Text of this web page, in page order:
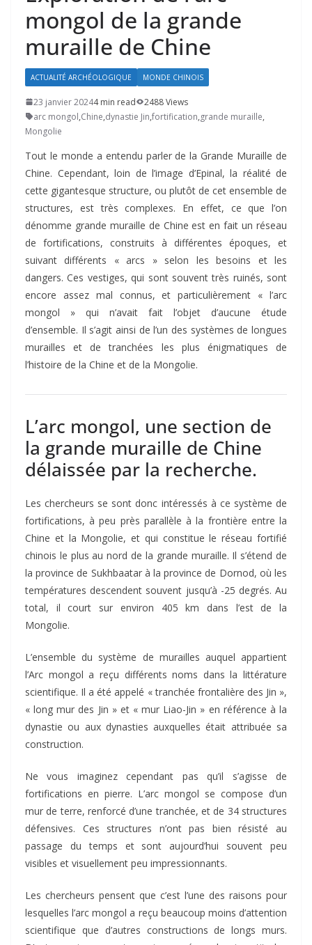
mongol de la grande
muraille de Chine
ACTUALITÉ ARCHÉOLOGIQUE MONDE CHINOIS
23 janvier 20244 min read
2488 Views
arc mongol,Chine,dynastie Jin,fortification,grande muraille,
Mongolie
Tout le monde a entendu parler de la Grande Muraille de
Chine. Cependant, loin de l’image d’Epinal, la réalité de
cette gigantesque structure, ou plutôt de cet ensemble de
structures, est très complexes. En effet, ce que l’on
dénomme grande muraille de Chine est en fait un réseau
de fortifications, construits à différentes époques, et
suivant différents « arcs » selon les besoins et les
dangers. Ces vestiges, qui sont souvent très ruinés, sont
encore assez mal connus, et particulièrement « l’arc
mongol » qui n’avait fait l’objet d’aucune étude
d’ensemble. Il s’agit ainsi de l’un des systèmes de longues
murailles et de tranchées les plus énigmatiques de
l’histoire de la Chine et de la Mongolie.
L’arc mongol, une section de
la grande muraille de Chine
délaissée par la recherche.
Les chercheurs se sont donc intéressés à ce système de
fortifications, à peu près parallèle à la frontière entre la
Chine et la Mongolie, et qui constitue le réseau fortifié
chinois le plus au nord de la grande muraille. Il s’étend de
la province de Sukhbaatar à la province de Dornod, où les
températures descendent souvent jusqu’à -25 degrés. Au
total, il court sur environ 405 km dans l’est de la
Mongolie.
L’ensemble du système de murailles auquel appartient
l’Arc mongol a reçu différents noms dans la littérature
scientifique. Il a été appelé « tranchée frontalière des Jin »,
« long mur des Jin » et « mur Liao-Jin » en référence à la
dynastie ou aux dynasties auxquelles était attribuée sa
construction.
Ne vous imaginez cependant pas qu’il s’agisse de
fortifications en pierre. L’arc mongol se compose d’un
mur de terre, renforcé d’une tranchée, et de 34 structures
défensives. Ces structures n’ont pas bien résisté au
passage du temps et sont aujourd’hui souvent peu
visibles et visuellement peu impressionnants.
Les chercheurs pensent que c’est l’une des raisons pour
lesquelles l’arc mongol a reçu beaucoup moins d’attention
scientifique que d’autres constructions de longs murs.